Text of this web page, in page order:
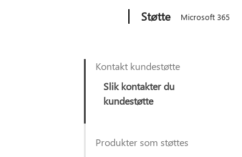
Støtte Microsoft 365
Kontakt kundestøtte
Slik kontakter du
kundestøtte
Produkter som støttes